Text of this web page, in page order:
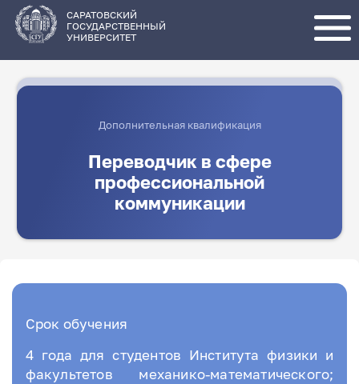
основному
содержанию
САРАТОВСКИЙ
ГОСУДАРСТВЕННЫЙ
УНИВЕРСИТЕТ
Дополнительная квалификация
Переводчик в сфере
профессиональной
коммуникации
Срок обучения
4 года для студентов Института физики и
факультетов механико-математического;